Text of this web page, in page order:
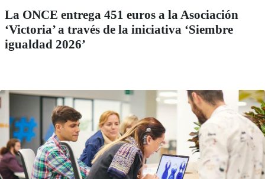
La ONCE entrega 451 euros a la Asociación
‘Victoria’ a través de la iniciativa ‘Siembre
igualdad 2026’